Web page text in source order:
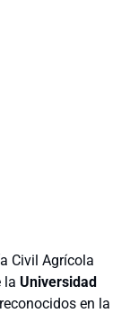
Civil Agrícola
la Universidad
en la